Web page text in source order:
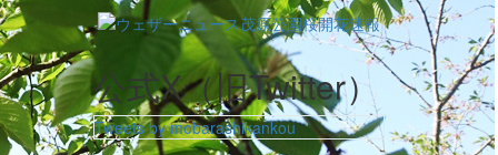
公式X（旧Twitter）
Tweets by mobarashikankou